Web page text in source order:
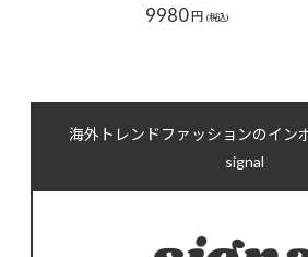
9980円 (税込)
海外トレンドファッションのイン
signal